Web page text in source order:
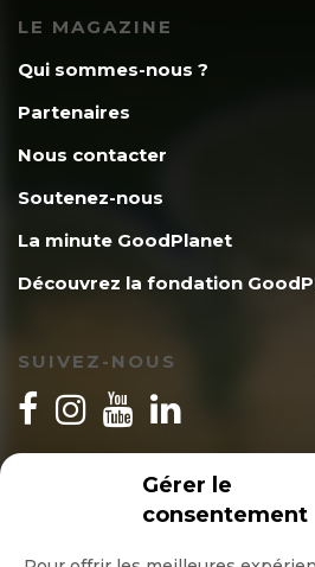
Gérer le
consentement
LE MAGAZINE
Qui sommes-nous ?
Partenaires
Nous contacter
Soutenez-nous
La minute GoodPlanet
Découvrez la fondation
SUIVEZ-NOUS
INSCRIPTION